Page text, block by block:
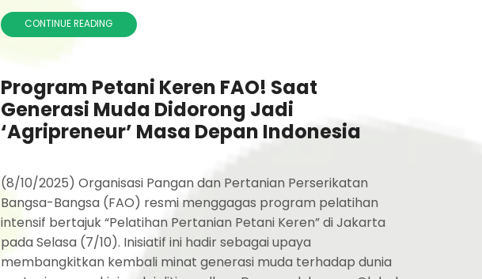
CONTINUE READING
Program Petani Keren FAO! Saat
Generasi Muda Didorong Jadi
‘Agripreneur’ Masa Depan Indonesia
(8/10/2025) Organisasi Pangan dan Pertanian Perserikatan
Bangsa-Bangsa (FAO) resmi menggagas program pelatihan
intensif bertajuk “Pelatihan Pertanian Petani Keren” di Jakarta
pada Selasa (7/10). Inisiatif ini hadir sebagai upaya
membangkitkan kembali minat generasi muda terhadap dunia